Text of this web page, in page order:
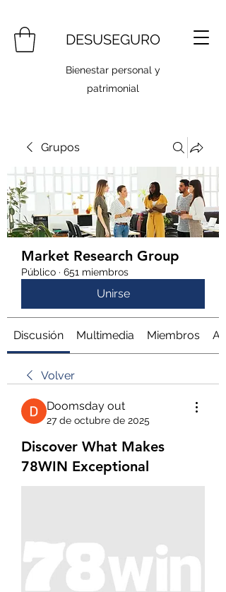
DESUSEGURO
Bienestar personal y
patrimonial
Grupos
Market Research Group
Público · 651 miembros
Unirse
Discusión Multimedia Miembros
Volver
Doomsday out
27 de octubre de 2025
Discover What Makes
78WIN Exceptional